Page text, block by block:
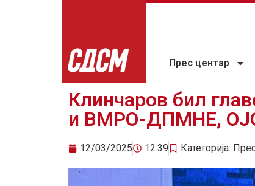
Прес центар
Клинчаров бил
и ВМРО-ДПМНЕ,
12/03/2025 12:39 Категорија: